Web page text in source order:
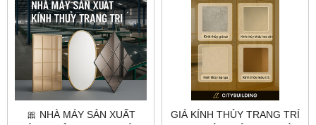
🎀 NHÀ MÁY SẢN XUẤT
GIÁ KÍNH THỦY TRANG TRÍ